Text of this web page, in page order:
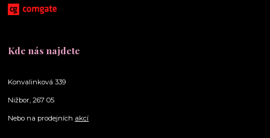
Kde nás najdete
Konvalinková 339
Nižbor, 267 05
Nebo na prodejních akcí